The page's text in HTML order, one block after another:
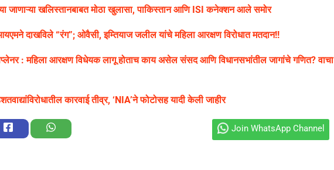
जाणाऱ्या खलिस्तानबाबत मोठा खुलासा, पाकिस्तान आणि ISI कनेक्शन आले समोर
दाखविले “रंग”; ओवैसी, इम्तियाज जलील यांचे महिला आरक्षण विरोधात मतदान!!
: महिला आरक्षण विधेयक लागू होताच काय असेल संसद आणि विधानसभांतील जागांचे गणित? वाचा
कारवाई तीव्र, ‘NIA’ने फोटोसह यादी केली जाहीर
Join WhatsApp Channel